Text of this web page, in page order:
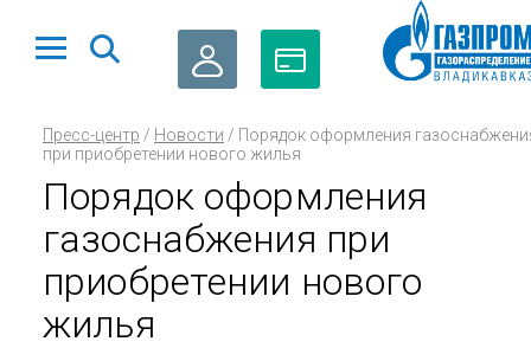
Пресс-центр / Новости / Порядок оформления
при приобретении нового жилья
Порядок оформления
газоснабжения при
приобретении нового
жилья